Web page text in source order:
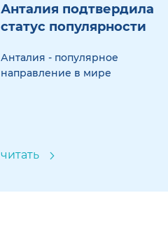
Анталия подтвердила
статус популярности
Анталия - популярное
направление в мире
читать